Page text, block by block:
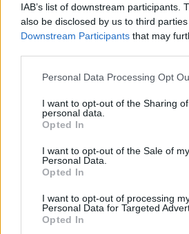
IAB’s list of downstream participants.
also be disclosed by us to third
Downstream Participants that may
Please note that this website/app
not limited to your visit or usage
grant or deny consent to Google and
use your data for below specified
consent section.
Personal Data Processing Opt
I want to opt-out of the Sharing
personal data.
Opted In
I want to opt-out of the Sale of my
Personal Data.
Opted In
I want to opt-out of processing
Personal Data for Targeted
Opted In
megyében: egyre több otthoni
Azok a kutak, ahol elég mélyre
vannak, ám a gyakoribb, gyűrűs
JNSZ megyei hírek